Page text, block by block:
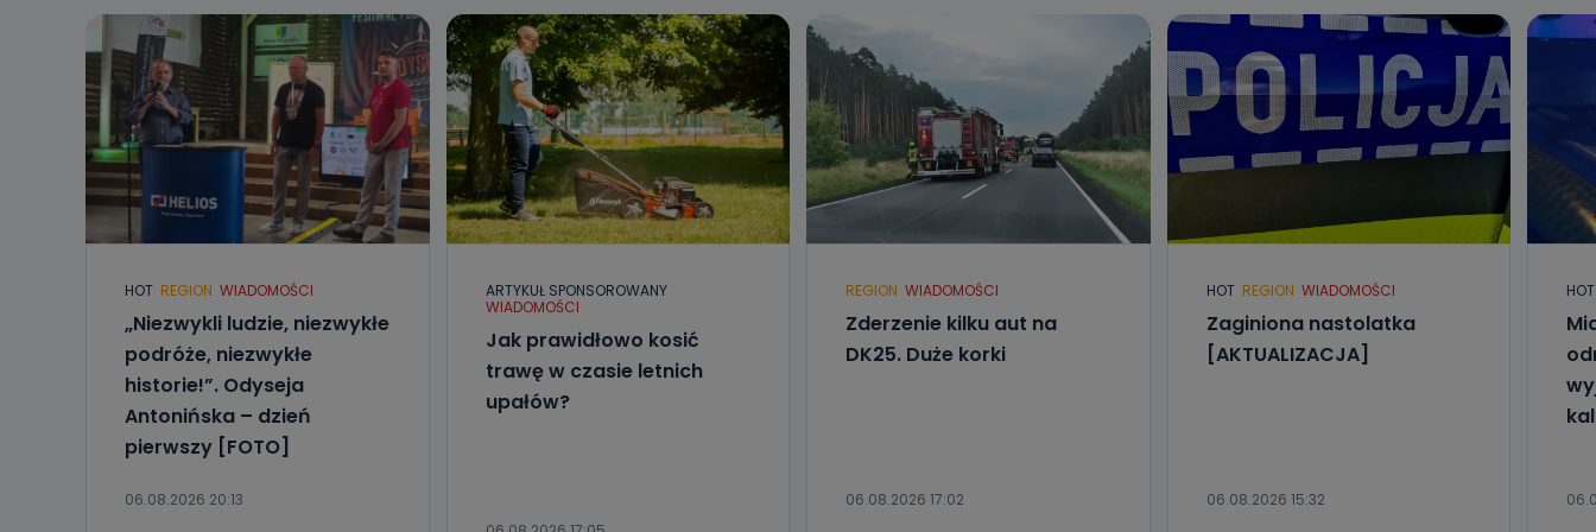
HOT REGION WIADOMOŚCI
„Niezwykli ludzie, niezwykłe
podróże, niezwykłe
historie!”. Odyseja
Antonińska – dzień
pierwszy [FOTO]
06.08.2026 20:13
ARTYKUŁ SPONSOROWANY
WIADOMOŚCI
Jak prawidłowo kosić
trawę w czasie letnich
upałów?
REGION WIADOMOŚCI
Zderzenie kilku aut na
DK25. Duże korki
06.08.2026 17:02
HOT REGION WIADOMOŚCI
Zaginiona nastolatka
[AKTUALIZACJA]
06.08.2026 15:32
HOT